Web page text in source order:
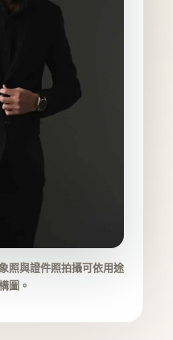
照與證件照拍攝可依用途
圖。